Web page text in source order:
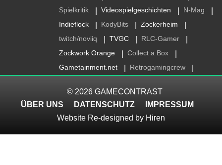
Spielkritik Videospielgeschichten N-Mag
Indieflock KodyBits Zockerheim
twitch/noviiq TVGC RLC-Gamer
Zockwork Orange Collect a Box
Gametainment.net Retrogamingcrew
© 2026 GAMECONTRAST
ÜBER UNS
DATENSCHUTZ
IMPRESSUM
Website Re-designed by Hiren